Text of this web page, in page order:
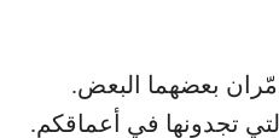
بعضهما البعض.
تجدونها في أعماقكم.